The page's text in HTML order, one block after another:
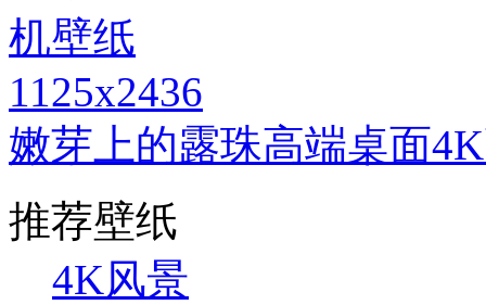
1125x2436
嫩芽上的露珠高端桌面
推荐壁纸
4K风景